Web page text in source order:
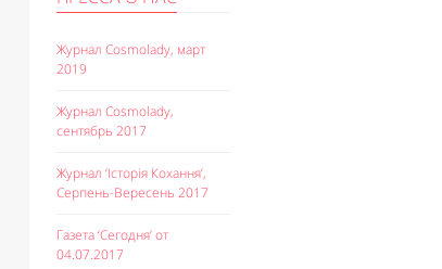
Журнал Cosmolady, март
2019
Журнал Cosmolady,
сентябрь 2017
Журнал ‘Історія Кохання’,
Серпень-Вересень 2017
Газета ‘Сегодня’ от
04.07.2017